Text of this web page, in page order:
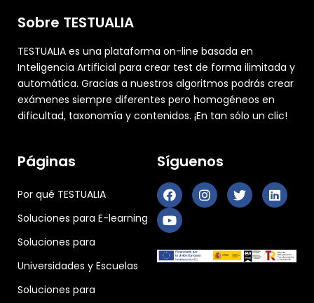
Sobre TESTUALIA
TESTUALIA es una plataforma on-line basada en
Inteligencia Artificial para crear test de forma ilimitada y
automática. Gracias a nuestros algoritmos podrás crear
exámenes siempre diferentes pero homogéneos en
dificultad, taxonomía y contenidos. ¡En tan sólo un clic!
Páginas
Por qué TESTUALIA
Soluciones para E-learning
Soluciones para
Universidades y Escuelas
Soluciones para
Síguenos